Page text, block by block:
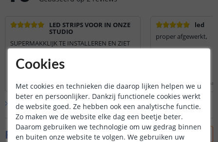
LED STRIPS VOOR IN ONZE
STUDIO
SUPERMAKKLIJK TE INSTALLEREN EN ZIET
nuno | 16 oktober 2024
led
proper afgewerkt,
Davy Vercamer 6
Bekijk alle 2 reviews
Foto's van klanten
Cookies
Met cookies en technieken die daarop lijken helpen we u
beter en persoonlijker. Dankzij functionele cookies werkt
de website goed. Ze hebben ook een analytische functie.
Zo maken we de website elke dag een beetje beter.
Daarom gebruiken we technologie om uw gedrag binnen
en buiten onze website te volgen. We gebruiken uw